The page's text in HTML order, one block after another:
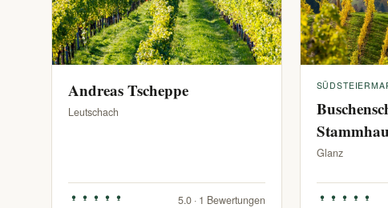
Andreas Tscheppe
Leutschach
5.0 · 1 Bewertungen
Glanz